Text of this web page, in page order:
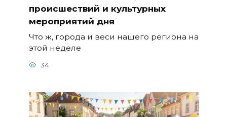
происшествий и культурных
мероприятий дня
Что ж, города и веси нашего региона на
этой неделе
34